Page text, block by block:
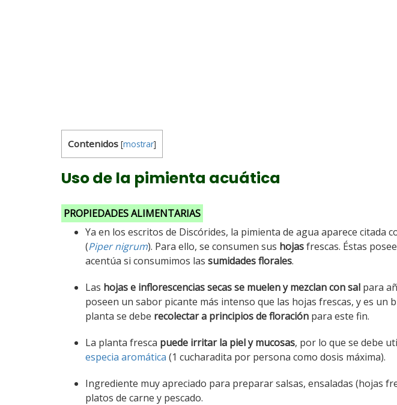
Contenidos [mostrar]
Uso de la pimienta acuática
PROPIEDADES ALIMENTARIAS
Ya en los escritos de Discórides, la pimienta de agua aparece citada
(Piper nigrum). Para ello, se consumen sus hojasfrescas. Éstas
acentúa si consumimos las sumidades florales.
Las hojas e inflorescencias secas se muelen y mezclan con sal para
poseen un sabor picante más intenso que las hojas frescas, y es un
planta se debe recolectar a principios de floración para este fin.
La planta fresca puede irritar la piel y mucosas, por lo que se debe
especia aromática (1 cucharadita por persona como dosis máxima).
Ingrediente muy apreciado para preparar salsas, ensaladas (hojas
platos de carne y pescado.